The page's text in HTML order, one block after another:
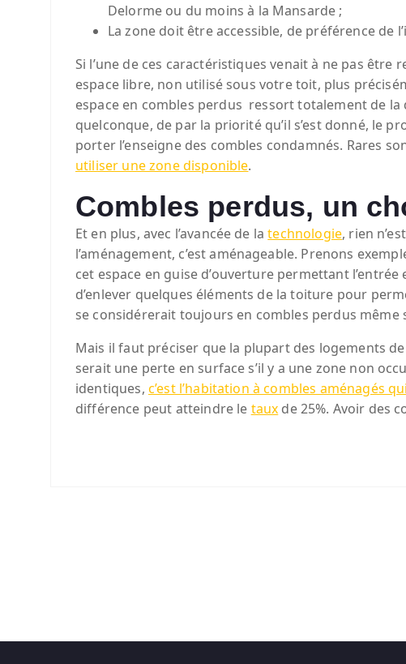
Delorme ou du moins à la Mansarde ;
La zone doit être accessible, de préférence de
Si l’une de ces caractéristiques venait à ne pas
espace libre, non utilisé sous votre toit, plus
espace en combles perdus ressort totalement de
quelconque, de par la priorité qu’il s’est donné, le
porter l’enseigne des combles condamnés. Rares
utiliser une zone disponible.
Combles perdus, un
Et en plus, avec l’avancée de latechnologie, rien
l’aménagement, c’est aménageable. Prenons
cet espace en guise d’ouverture permettant
d’enlever quelques éléments de la toiture pour
se considérerait toujours en combles perdus même
Mais il faut préciser que la plupart des logements
serait une perte en surface s’il y a une zone non
identiques, c’est l’habitation à combles aménagés
différence peut atteindre le taux de 25%. Avoir des